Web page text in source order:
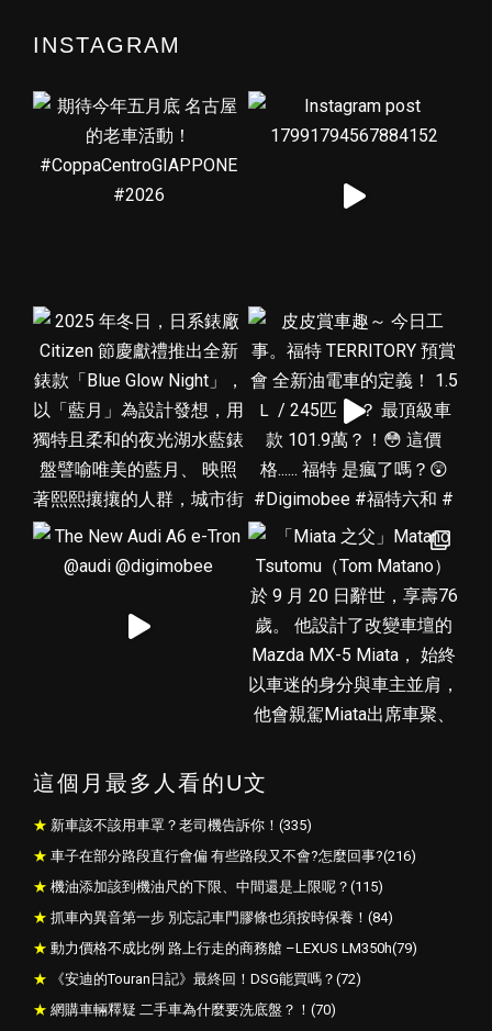
INSTAGRAM
這個月最多人看的U文
新車該不該用車罩？老司機告訴你！(335)
車子在部分路段直行會偏 有些路段又不會?怎麼回事?(216)
機油添加該到機油尺的下限、中間還是上限呢？(115)
抓車內異音第一步 別忘記車門膠條也須按時保養！(84)
動力價格不成比例 路上行走的商務艙 –LEXUS LM350h(79)
《安迪的Touran日記》最終回！DSG能買嗎？(72)
網購車輛釋疑 二手車為什麼要洗底盤？！(70)